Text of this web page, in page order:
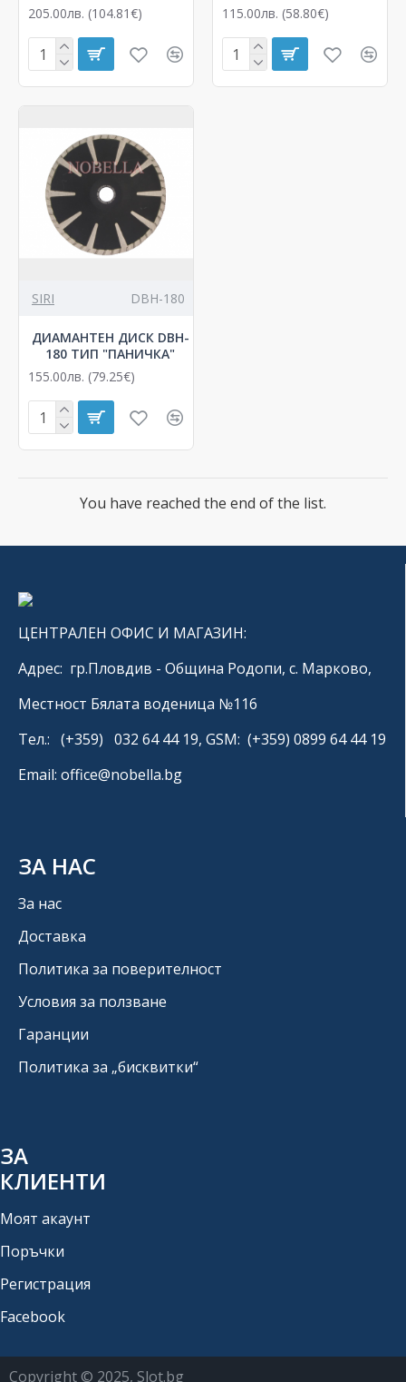
205.00лв. (104.81€)
115.00лв. (58.80€)
SIRI DBH-180
ДИАМАНТЕН ДИСК DBH-
180 ТИП "ПАНИЧКА"
155.00лв. (79.25€)
You have reached the end of the list.
ЦЕНТРАЛЕН ОФИС И МАГАЗИН:
Адрес: гр.Пловдив - Община Родопи, с. Марково,
Местност Бялата воденица №116
Тел.: (+359) 032 64 44 19, GSM: (+359) 0899 64 44 19
Email: office@nobella.bg
ЗА НАС
За нас
Доставка
Политика за поверителност
Условия за ползване
Гаранции
Политика за „бисквитки“
ЗА
КЛИЕНТИ
Моят акаунт
Поръчки
Регистрация
Facebook
Copyright © 2025, Slot.bg